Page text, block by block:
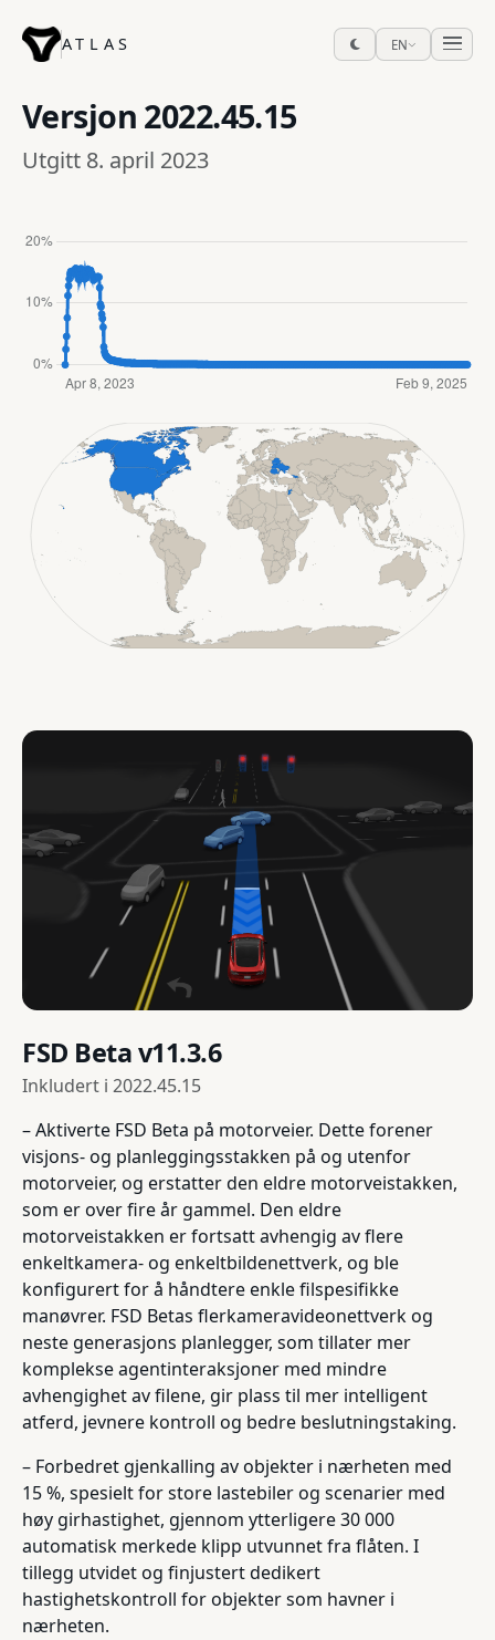
ATLAS EN
Versjon 2022.45.15
Utgitt 8. april 2023
FSD Beta v11.3.6
Inkludert i 2022.45.15
– Aktiverte FSD Beta på motorveier. Dette forener
visjons- og planleggingsstakken på og utenfor
motorveier, og erstatter den eldre motorveistakken,
som er over fire år gammel. Den eldre
motorveistakken er fortsatt avhengig av flere
enkeltkamera- og enkeltbildenettverk, og ble
konfigurert for å håndtere enkle filspesifikke
manøvrer. FSD Betas flerkameravideonettverk og
neste generasjons planlegger, som tillater mer
komplekse agentinteraksjoner med mindre
avhengighet av filene, gir plass til mer intelligent
atferd, jevnere kontroll og bedre beslutningstaking.
– Forbedret gjenkalling av objekter i nærheten med
15 %, spesielt for store lastebiler og scenarier med
høy girhastighet, gjennom ytterligere 30 000
automatisk merkede klipp utvunnet fra flåten. I
tillegg utvidet og finjustert dedikert
hastighetskontroll for objekter som havner i
nærheten.